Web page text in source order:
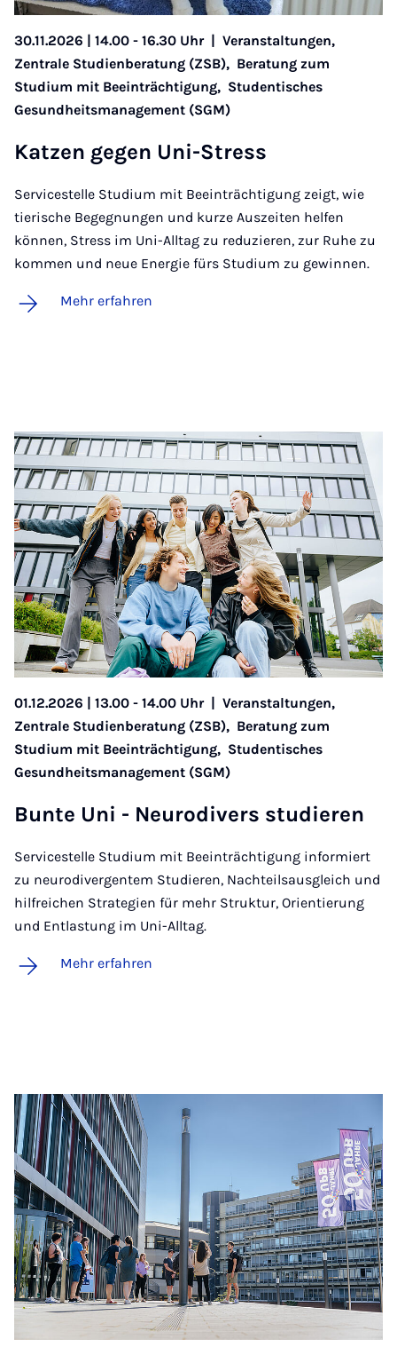
30.11.2026 | 14.00 - 16.30 Uhr | Veranstaltungen,
Zentrale Studienberatung (ZSB), Beratung zum
Studium mit Beeinträchtigung, Studentisches
Gesundheitsmanagement (SGM)
Kat­zen ge­gen Uni-Stress
Servicestelle Studium mit Beeinträchtigung zeigt, wie
tierische Begegnungen und kurze Auszeiten helfen
können, Stress im Uni-Alltag zu reduzieren, zur Ruhe zu
kommen und neue Energie fürs Studium zu gewinnen.
Mehr erfahren
01.12.2026 | 13.00 - 14.00 Uhr | Veranstaltungen,
Zentrale Studienberatung (ZSB), Beratung zum
Studium mit Beeinträchtigung, Studentisches
Gesundheitsmanagement (SGM)
Bun­te Uni - Neu­ro­­di­­vers stu­­die­ren
Servicestelle Studium mit Beeinträchtigung informiert
zu neurodivergentem Studieren, Nachteilsausgleich und
hilfreichen Strategien für mehr Struktur, Orientierung
und Entlastung im Uni-Alltag.
Mehr erfahren